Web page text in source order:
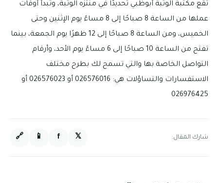
تقع مكتبة الوثبة أبوظبي تحديدًا في منتزه الوثبة، وتبدأ أوقات
عملها من الساعة 8 صباحًا إلى 8 مساءً يوم الإثنين وحتى
الخميس، ومن الساعة 8 صباحًا إلى 12 ظهرًا يوم الجمعة، بينما
تفتح من الساعة 10 صباحًا إلى 6 مساءً يوم الأحد، وأرقام
التواصل الخاصة بها والتي تسمح لك بطرح مختلف
الاستفسارات والتساؤلات هي: 026576016 أو 026576023 أو
026976425
شارك المقال: 𝕏
f
📱
🔗